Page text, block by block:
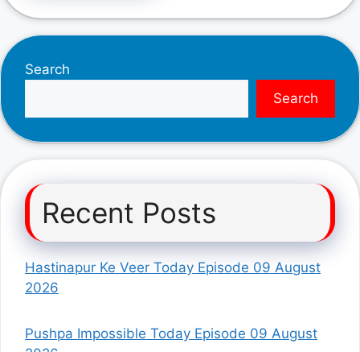
Search
Search
Recent Posts
Hastinapur Ke Veer Today Episode 09 August
2026
Pushpa Impossible Today Episode 09 August